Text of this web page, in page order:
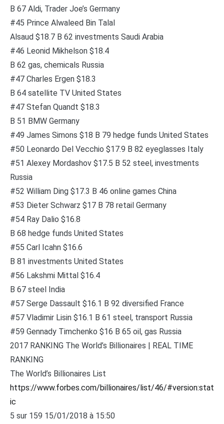
B 67 Aldi, Trader Joe’s Germany
#45 Prince Alwaleed Bin Talal
Alsaud $18.7 B 62 investments Saudi Arabia
#46 Leonid Mikhelson $18.4
B 62 gas, chemicals Russia
#47 Charles Ergen $18.3
B 64 satellite TV United States
#47 Stefan Quandt $18.3
B 51 BMW Germany
#49 James Simons $18 B 79 hedge funds United States
#50 Leonardo Del Vecchio $17.9 B 82 eyeglasses Italy
#51 Alexey Mordashov $17.5 B 52 steel, investments
Russia
#52 William Ding $17.3 B 46 online games China
#53 Dieter Schwarz $17 B 78 retail Germany
#54 Ray Dalio $16.8
B 68 hedge funds United States
#55 Carl Icahn $16.6
B 81 investments United States
#56 Lakshmi Mittal $16.4
B 67 steel India
#57 Serge Dassault $16.1 B 92 diversified France
#57 Vladimir Lisin $16.1 B 61 steel, transport Russia
#59 Gennady Timchenko $16 B 65 oil, gas Russia
2017 RANKING The World’s Billionaires | REAL TIME
RANKING
The World’s Billionaires List
https://www.forbes.com/billionaires/list/46/#version:stat
ic
5 sur 159 15/01/2018 à 15:50